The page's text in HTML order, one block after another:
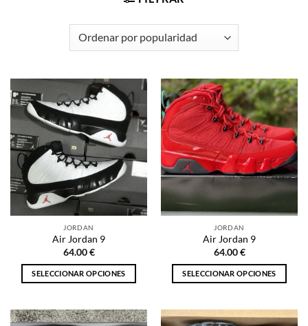
JORDAN
Air Jordan 9
64.00€
SELECCIONAR OPCIONES
tiene
JORDAN
Air Jordan 9
64.00€
SELECCIONAR OPCIONES
tiene